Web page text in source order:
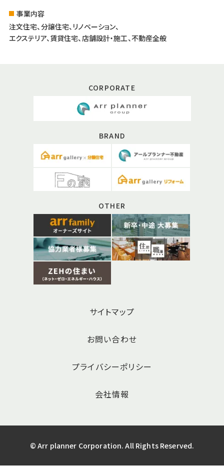
事業内容
注文住宅、分譲住宅、リノベーション、
エクステリア、賃貸住宅、店舗設計・施工、不動産全般
CORPORATE
BRAND
OTHER
サイトマップ
お問い合わせ
プライバシーポリシー
会社情報
© Arr planner Corporation. All Rights Reserved.